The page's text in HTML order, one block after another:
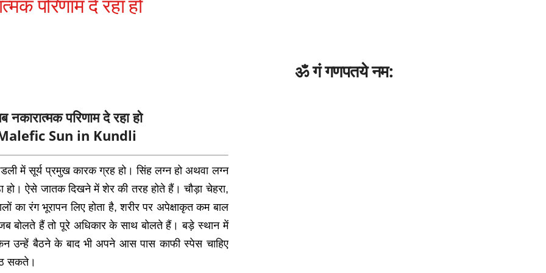
परिणाम दे रहा हो
नकारात्‍मक परिणाम दे रहा हो
Sun in Kundli
में सूर्य प्रमुख कारक ग्रह हो। सिंह लग्‍न हो अथवा लग्‍न
हो। ऐसे जातक दिखने में शेर की तरह होते हैं। चौड़ा चेहरा,
रंग भूरापन लिए होता है, शरीर पर अपेक्षाकृत कम बाल
बोलते हैं तो पूरे अधिकार के साथ बोलते हैं। बड़े स्‍थान में
उन्‍हें बैठने के बाद भी अपने आस पास काफी स्‍पेस चाहिए
सकते।
ॐ गं गणपतये नम: